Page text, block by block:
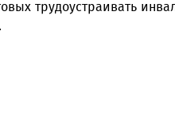
трудоустраивать